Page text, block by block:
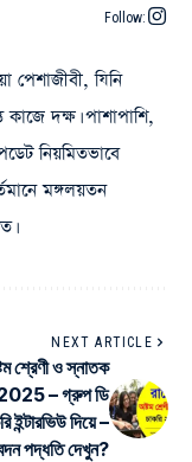
Follow:
পেশাজীবী, যিনি
দক্ষ। পাশাপাশি,
নিয়মিতভাবে
মঙ্গলয়তন
NEXT ARTICLE
শ্রেণী ও স্নাতক
2025 – গ্রুপ ডি
ইন্টারভিউ দিয়ে –
পদ্ধতি দেখুন?